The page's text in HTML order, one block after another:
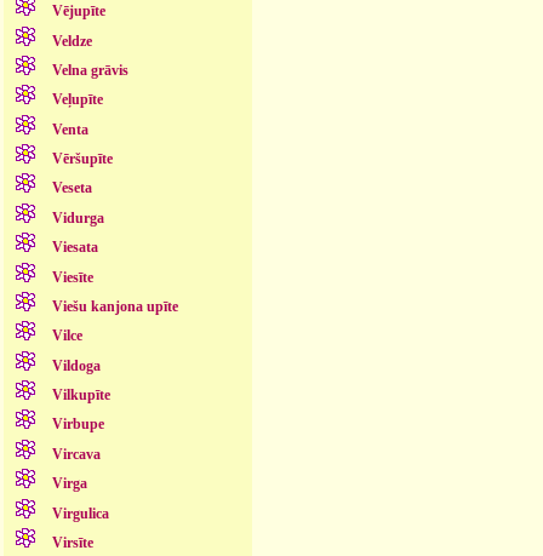
Vējupīte
Veldze
Velna grāvis
Veļupīte
Venta
Vēršupīte
Veseta
Vidurga
Viesata
Viesīte
Viešu kanjona upīte
Vilce
Vildoga
Vilkupīte
Virbupe
Vircava
Virga
Virgulica
Virsīte